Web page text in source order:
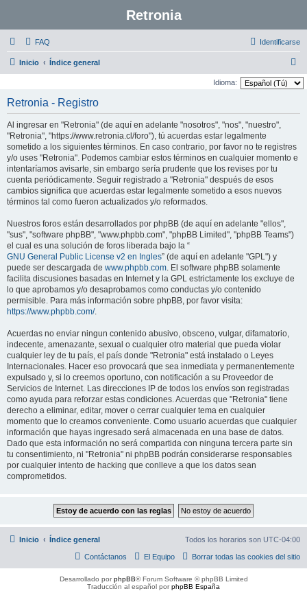
Retronia
FAQ Identificarse
Inicio Índice general
u
Idioma:
Retronia - Registro
Al ingresar en "Retronia" (de aquí en adelante "nosotros", "nos", "nuestro",
"Retronia", "https://www.retronia.cl/foro"), tú acuerdas estar legalmente
sometido a los siguientes términos. En caso contrario, por favor no te registres
y/o uses "Retronia". Podemos cambiar estos términos en cualquier momento e
intentaríamos avisarte, sin embargo sería prudente que los revises por tu
cuenta periódicamente. Seguir registrado a "Retronia" después de esos
cambios significa que acuerdas estar legalmente sometido a esos nuevos
términos tal como fueron actualizados y/o reformados.
Nuestros foros están desarrollados por phpBB (de aquí en adelante "ellos",
"sus", "software phpBB", "www.phpbb.com", "phpBB Limited", "phpBB Teams")
el cual es una solución de foros liberada bajo la “
GNU General Public License v2 en Ingles” (de aquí en adelante "GPL") y
puede ser descargada de www.phpbb.com. El software phpBB solamente
facilita discusiones basadas en Internet y la GPL estrictamente los excluye de
lo que aprobamos y/o desaprobamos como conductas y/o contenido
permisible. Para más información sobre phpBB, por favor visita:
https://www.phpbb.com/.
Acuerdas no enviar ningun contenido abusivo, obsceno, vulgar, difamatorio,
indecente, amenazante, sexual o cualquier otro material que pueda violar
cualquier ley de tu país, el país donde "Retronia" está instalado o Leyes
Internacionales. Hacer eso provocará que sea inmediata y permanentemente
expulsado y, si lo creemos oportuno, con notificación a su Proveedor de
Servicios de Internet. Las direcciones IP de todos los envíos son registradas
como ayuda para reforzar estas condiciones. Acuerdas que "Retronia" tiene
derecho a eliminar, editar, mover o cerrar cualquier tema en cualquier
momento que lo creamos conveniente. Como usuario acuerdas que cualquier
información que hayas ingresado será almacenada en una base de datos.
Dado que esta información no será compartida con ninguna tercera parte sin
tu consentimiento, ni "Retronia" ni phpBB podrán considerarse responsables
por cualquier intento de hacking que conlleve a que los datos sean
comprometidos.
Inicio Índice general Todos los horarios son UTC-04:00
Borrar todas las cookies del sitio
El Equipo
Contáctanos
Desarrollado porphpBB® Forum Software © phpBB Limited
Traducción al español porphpBB España